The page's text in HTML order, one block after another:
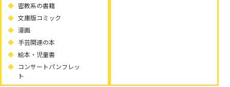
密教系の書籍
文庫版コミック
漫画
手芸関連の本
絵本・児童書
コンサートパンフレッ
ト